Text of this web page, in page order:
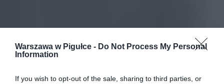
Warszawa w Pigułce - Do Not Process My Personal
Information
If you wish to opt-out of the sale, sharing to third parties, or